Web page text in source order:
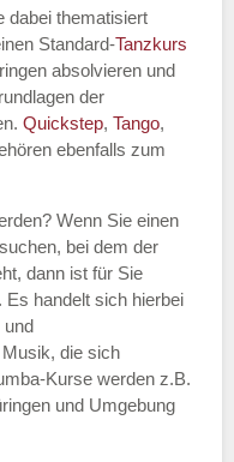
dabei thematisiert
Standard-Tanzkurs
absolvieren und
der
Quickstep, Tango,
ebenfalls zum
Wenn Sie einen
bei dem der
dann ist für Sie
Es handelt sich hierbei
und
die sich
Kurse werden z.B.
und Umgebung